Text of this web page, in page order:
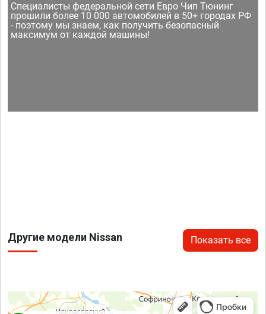
Специалисты федеральной сети Евро Чип Тюнинг
прошили более 10 000 автомобилей в 50+ городах РФ
- поэтому мы знаем, как получить безопасный
максимум от каждой машины!
Другие модели Nissan Показать все